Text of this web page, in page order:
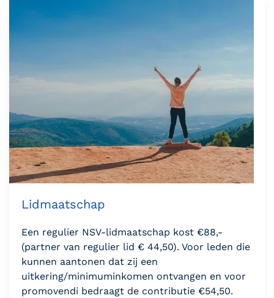
Lidmaatschap
Een regulier NSV-lidmaatschap kost €88,-
(partner van regulier lid € 44,50). Voor leden die
kunnen aantonen dat zij een
uitkering/minimuminkomen ontvangen en voor
promovendi bedraagt de contributie €54,50.